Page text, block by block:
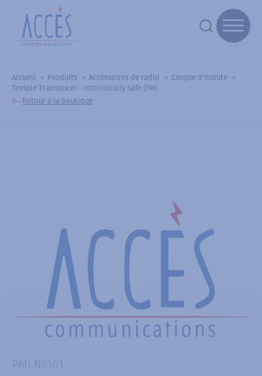
Accueil Produits Accessoires de radio
Casque d'écoute
Temple Transducer - Intrinsically Safe (FM)
Retour à la boutique